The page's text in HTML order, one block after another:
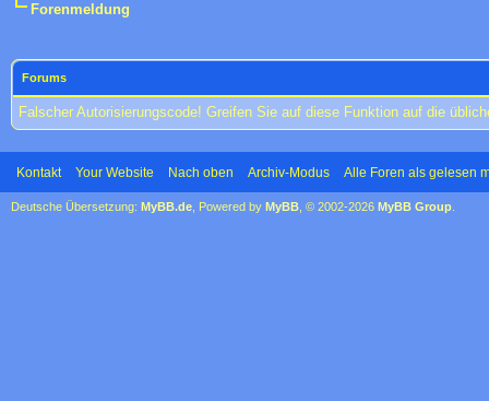
Forenmeldung
Forums
Falscher Autorisierungscode! Greifen Sie auf diese Funktion auf die
Kontakt Your Website Nach oben Archiv-Modus Alle Foren als gelesen
Deutsche Übersetzung: MyBB.de , Powered by MyBB , © 2002-2026 MyBB Group